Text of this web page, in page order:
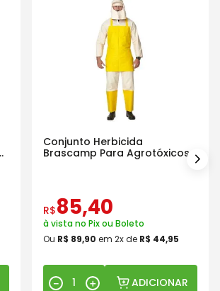
Conjunto Herbicida
Brascamp Para Agrotóxicos
30 Lavagens
R$85,40
à vista no Pix ou Boleto
Ou R$ 89,90 em2x de R$ 44,95
＋
－ ADICIONAR